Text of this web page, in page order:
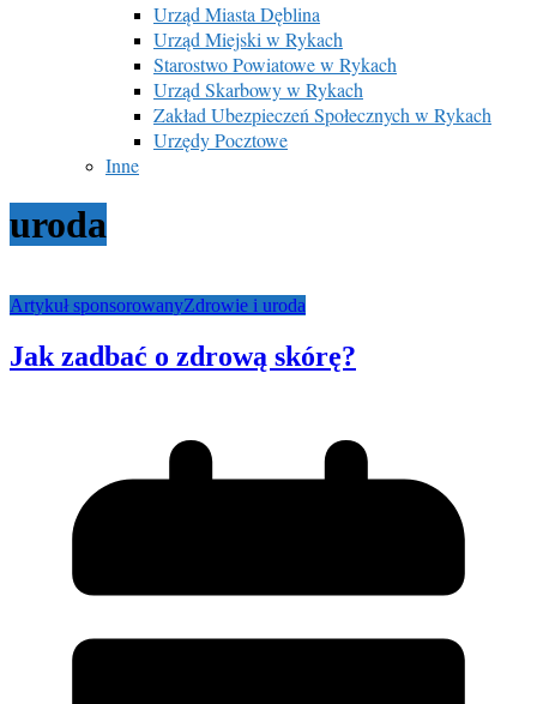
Urząd Miasta Dęblina
Urząd Miejski w Rykach
Starostwo Powiatowe w Rykach
Urząd Skarbowy w Rykach
Zakład Ubezpieczeń Społecznych w Rykach
Urzędy Pocztowe
Inne
uroda
Artykuł sponsorowanyZdrowie i uroda
Jak zadbać o zdrową skórę?